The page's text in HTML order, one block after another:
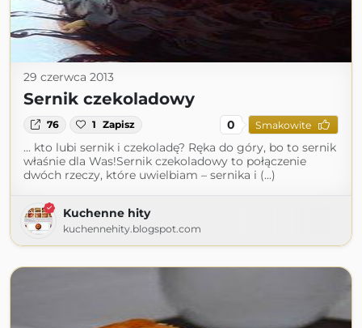
29 czerwca 2013
Sernik czekoladowy
76 1 Zapisz 0 Smakowite
... kto lubi sernik i czekoladę? Ręka do góry, bo to sernik
właśnie dla Was!Sernik czekoladowy to połączenie
dwóch rzeczy, które uwielbiam – sernika i (...)
Kuchenne hity
kuchennehity.blogspot.com